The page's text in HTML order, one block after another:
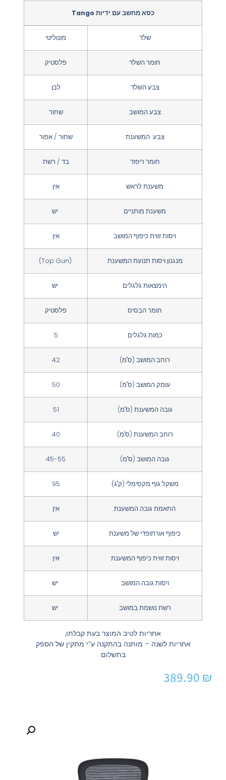
כסא מחשב עם ידיות Tango
שלד מונוליטי
חומר השלד פלסטיק
צבע השלד לבן
צבע המושב שחור
צבע המשענת שחור / אפור
חומר ריפוד בד / רשת
משענת לראש אין
משענת מותניים יש
ויסות זווית כיפוף המושב אין
מנגנון ויסות תנועת המשענת (Top Gun)
הימצאות גלגלים יש
חומר הבסיס פלסטיק
כמות גלגלים 5
רוחב המושב (ס"מ) 42
עומק המושב (ס"מ) 50
גובה המשענת (ס"מ) 51
רוחב המשענת (ס"מ) 40
גובה המושב (ס"מ) 45-55
משקל גוף מקסימלי (ק"ג) 95
התאמת גובה המשענת אין
כיפוף אורתופדי של משענת יש
ויסות זווית כיפוף המשענת אין
ויסות גובה המושב יש
רשת נושמת במושב יש
אחריות לטיב המוצר בעת קבלתו,
אחריות לשנה – מותנה בהתקנה ע”י מתקין של הספק
בתשלום
389.90 ₪